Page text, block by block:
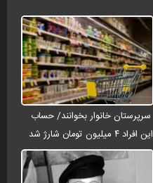
سرپرستان خانوار بخوانند/ حساب
این افراد ۴ میلیون تومان شارژ شد